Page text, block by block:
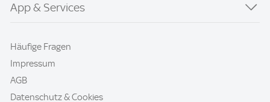
App & Services
Häufige Fragen
Impressum
AGB
Datenschutz & Cookies